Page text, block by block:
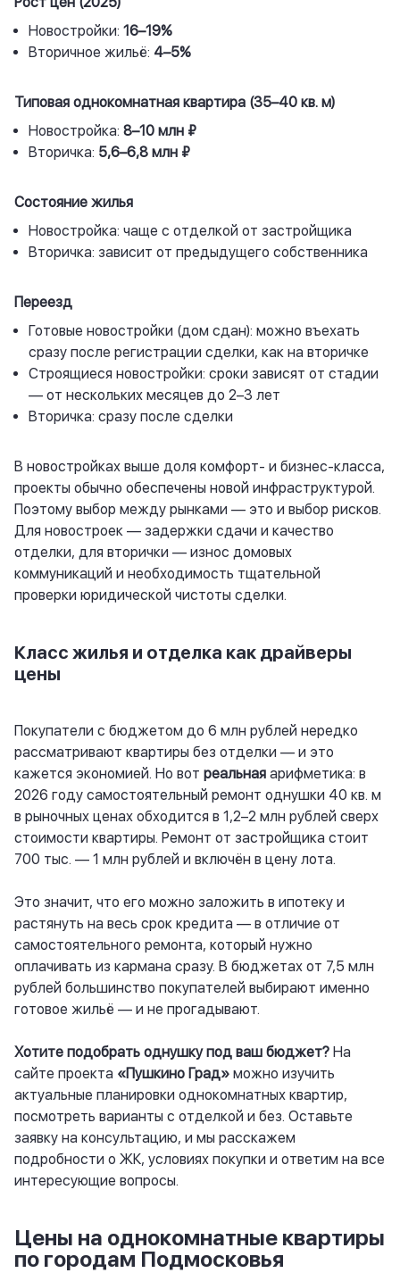
Новостройки: 16–19%
Вторичное жильё: 4–5%
Типовая однокомнатная квартира (35–40 кв. м)
Новостройка: 8–10 млн ₽
Вторичка: 5,6–6,8 млн ₽
Состояние жилья
Новостройка: чаще с отделкой от застройщика
Вторичка: зависит от предыдущего собственника
Переезд
Готовые новостройки (дом сдан): можно въехать
сразу после регистрации сделки, как на вторичке
Строящиеся новостройки: сроки зависят от стадии
— от нескольких месяцев до 2–3 лет
Вторичка: сразу после сделки
В новостройках выше доля комфорт- и бизнес-класса,
проекты обычно обеспечены новой инфраструктурой.
Поэтому выбор между рынками — это и выбор рисков.
Для новостроек — задержки сдачи и качество
отделки, для вторички — износ домовых
коммуникаций и необходимость тщательной
проверки юридической чистоты сделки.
Класс жилья и отделка как драйверы
цены
Покупатели с бюджетом до 6 млн рублей нередко
рассматривают квартиры без отделки — и это
кажется экономией. Но вот реальная арифметика: в
2026 году самостоятельный ремонт однушки 40 кв. м
в рыночных ценах обходится в 1,2–2 млн рублей сверх
стоимости квартиры. Ремонт от застройщика стоит
700 тыс. — 1 млн рублей и включён в цену лота.
Это значит, что его можно заложить в ипотеку и
растянуть на весь срок кредита — в отличие от
самостоятельного ремонта, который нужно
оплачивать из кармана сразу. В бюджетах от 7,5 млн
рублей большинство покупателей выбирают именно
готовое жильё — и не прогадывают.
Хотите подобрать однушку под ваш бюджет? На
сайте проекта «Пушкино Град» можно изучить
актуальные планировки однокомнатных квартир,
посмотреть варианты с отделкой и без. Оставьте
заявку на консультацию, и мы расскажем
подробности о ЖК, условиях покупки и ответим на все
интересующие вопросы.
Цены на однокомнатные квартиры
по городам Подмосковья